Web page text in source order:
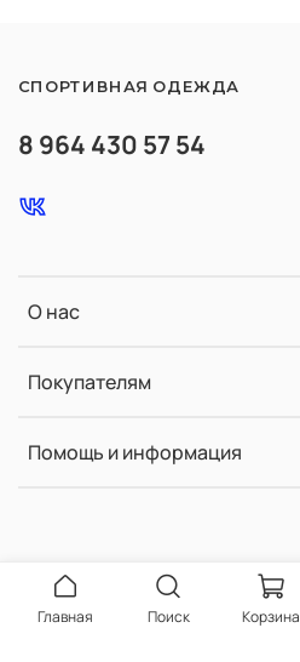
О нас
Покупателям
Помощь и информация
8 964 430 57 54
СПОРТИВНАЯ ОДЕЖДА
Главная Поиск Корзина